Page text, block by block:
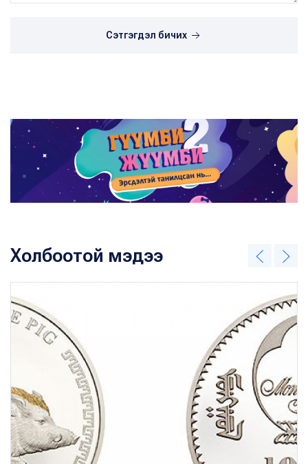
Сэтгэгдэл бичих
Холбоотой мэдээ